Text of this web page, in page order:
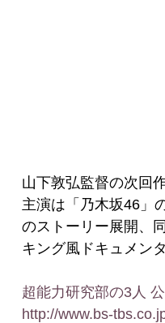
山下敦弘監督の次回
主演は「乃木坂46」
のストーリー展開、
キング風ドキュメン
超能力研究部の3人
http://www.bs-